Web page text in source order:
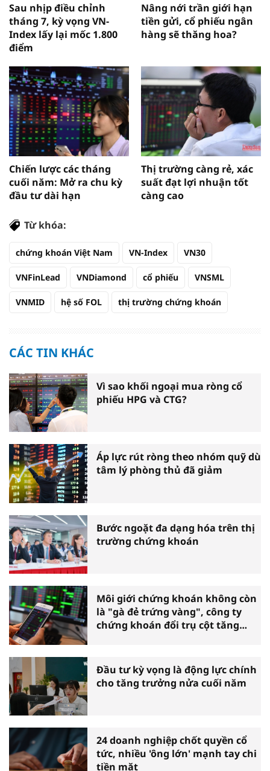
Sau nhịp điều chỉnh
tháng 7, kỳ vọng VN-
Index lấy lại mốc 1.800
điểm
Nâng nới trần giới hạn
tiền gửi, cổ phiếu ngân
hàng sẽ thăng hoa?
Chiến lược các tháng
cuối năm: Mở ra chu kỳ
đầu tư dài hạn
Thị trường càng rẻ, xác
suất đạt lợi nhuận tốt
càng cao
Từ khóa:
chứng khoán Việt Nam VN-Index VN30
VNFinLead VNDiamond cổ phiếu VNSML
VNMID hệ số FOL thị trường chứng khoán
CÁC TIN KHÁC
Vì sao khối ngoại mua ròng cổ
phiếu HPG và CTG?
Áp lực rút ròng theo nhóm quỹ dù
tâm lý phòng thủ đã giảm
Bước ngoặt đa dạng hóa trên thị
trường chứng khoán
Môi giới chứng khoán không còn
là "gà đẻ trứng vàng", công ty
chứng khoán đổi trụ cột tăng
Đầu tư kỳ vọng là động lực chính
cho tăng trưởng nửa cuối năm
24 doanh nghiệp chốt quyền cổ
tức, nhiều 'ông lớn' mạnh tay chi
tiền mặt